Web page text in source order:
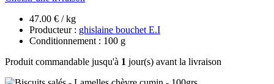
47.00 € / kg
Producteur : ghislaine bouchet E.I
Conditionnement : 100 g
Produit commandable jusqu'à 1 jour(s) avant la livraison